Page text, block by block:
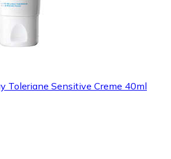
Toleriane Sensitive Creme 40ml